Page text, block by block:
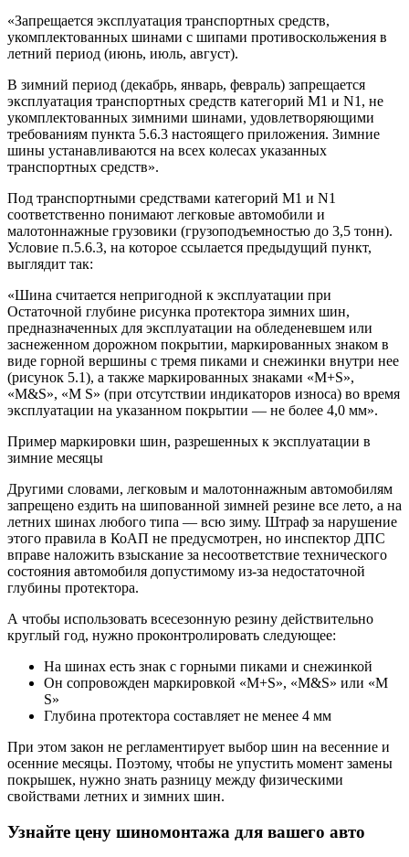
«Запрещается эксплуатация транспортных средств,
укомплектованных шинами с шипами противоскольжения в
летний период (июнь, июль, август).
В зимний период (декабрь, январь, февраль) запрещается
эксплуатация транспортных средств категорий М1 и N1, не
укомплектованных зимними шинами, удовлетворяющими
требованиям пункта 5.6.3 настоящего приложения. Зимние
шины устанавливаются на всех колесах указанных
транспортных средств».
Под транспортными средствами категорий М1 и N1
соответственно понимают легковые автомобили и
малотоннажные грузовики (грузоподъемностью до 3,5 тонн).
Условие п.5.6.3, на которое ссылается предыдущий пункт,
выглядит так:
«Шина считается непригодной к эксплуатации при
Остаточной глубине рисунка протектора зимних шин,
предназначенных для эксплуатации на обледеневшем или
заснеженном дорожном покрытии, маркированных знаком в
виде горной вершины с тремя пиками и снежинки внутри нее
(рисунок 5.1), а также маркированных знаками «М+S»,
«M&S», «M S» (при отсутствии индикаторов износа) во время
эксплуатации на указанном покрытии — не более 4,0 мм».
Пример маркировки шин, разрешенных к эксплуатации в
зимние месяцы
Другими словами, легковым и малотоннажным автомобилям
запрещено ездить на шипованной зимней резине все лето, а на
летних шинах любого типа — всю зиму. Штраф за нарушение
этого правила в КоАП не предусмотрен, но инспектор ДПС
вправе наложить взыскание за несоответствие технического
состояния автомобиля допустимому из-за недостаточной
глубины протектора.
А чтобы использовать всесезонную резину действительно
круглый год, нужно проконтролировать следующее:
На шинах есть знак с горными пиками и снежинкой
Он сопровожден маркировкой «М+S», «M&S» или «M
S»
Глубина протектора составляет не менее 4 мм
При этом закон не регламентирует выбор шин на весенние и
осенние месяцы. Поэтому, чтобы не упустить момент замены
покрышек, нужно знать разницу между физическими
свойствами летних и зимних шин.
Узнайте цену шиномонтажа для вашего авто